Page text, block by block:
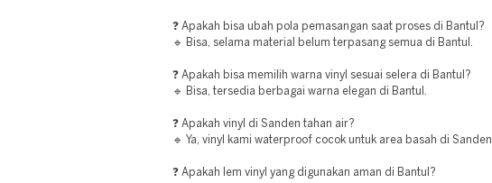
❓ Apakah bisa ubah pola pemasangan saat proses di Bantul?
🔹 Bisa, selama material belum terpasang semua di Bantul.
❓ Apakah bisa memilih warna vinyl sesuai selera di Bantul?
🔹 Bisa, tersedia berbagai warna elegan di Bantul.
❓ Apakah vinyl di Sanden tahan air?
🔹 Ya, vinyl kami waterproof cocok untuk area basah di Sanden.
❓ Apakah lem vinyl yang digunakan aman di Bantul?